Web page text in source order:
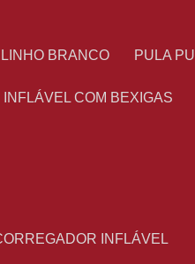
BRANCO PULA
INFLÁVEL COM BEXIGAS
INFLÁVEL